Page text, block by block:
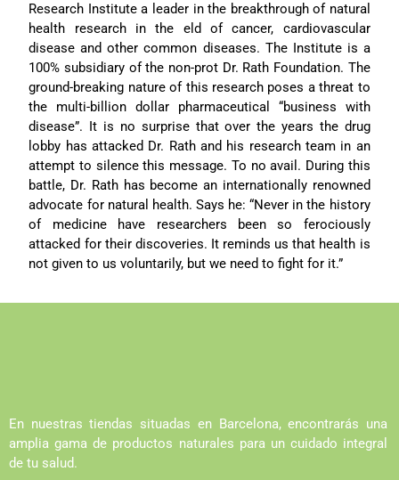
Research Institute a leader in the breakthrough of natural
health research in the eld of cancer, cardiovascular
disease and other common diseases. The Institute is a
100% subsidiary of the non-prot Dr. Rath Foundation. The
ground-breaking nature of this research poses a threat to
the multi-billion dollar pharmaceutical “business with
disease”. It is no surprise that over the years the drug
lobby has attacked Dr. Rath and his research team in an
attempt to silence this message. To no avail. During this
battle, Dr. Rath has become an internationally renowned
advocate for natural health. Says he: “Never in the history
of medicine have researchers been so ferociously
attacked for their discoveries. It reminds us that health is
not given to us voluntarily, but we need to fight for it.”
En nuestras tiendas situadas en Barcelona, encontrarás una
amplia gama de productos naturales para un cuidado integral
de tu salud.